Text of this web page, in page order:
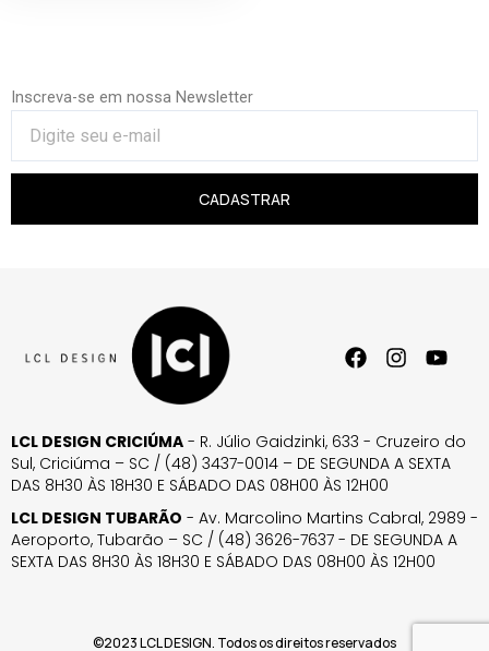
Inscreva-se em nossa Newsletter
CADASTRAR
LCL DESIGN CRICIÚMA - R. Júlio Gaidzinki, 633 - Cruzeiro do
Sul, Criciúma – SC / (48) 3437-0014 – DE SEGUNDA A SEXTA
DAS 8H30 ÀS 18H30 E SÁBADO DAS 08H00 ÀS 12H00
LCL DESIGN TUBARÃO - Av. Marcolino Martins Cabral, 2989 -
Aeroporto, Tubarão – SC / (48) 3626-7637 - DE SEGUNDA A
SEXTA DAS 8H30 ÀS 18H30 E SÁBADO DAS 08H00 ÀS 12H00
©2023 LCL DESIGN. Todos os direitos reservados